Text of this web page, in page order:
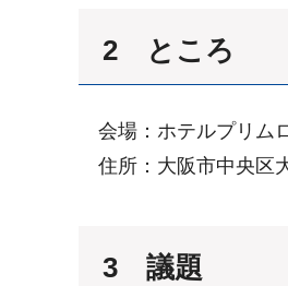
2 ところ
会場：ホテルプリム
住所：大阪市中央区
3 議題